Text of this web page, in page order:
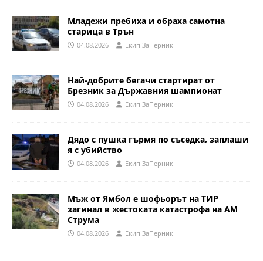
Младежи пребиха и обраха самотна
старица в Трън
04.08.2026 Eкип ЗаПерник
Най-добрите бегачи стартират от
Брезник за Държавния шампионат
04.08.2026 Eкип ЗаПерник
Дядо с пушка гърмя по съседка, заплаши
я с убийство
04.08.2026 Eкип ЗаПерник
Мъж от Ямбол е шофьорът на ТИР
загинал в жестоката катастрофа на АМ
Струма
04.08.2026 Eкип ЗаПерник